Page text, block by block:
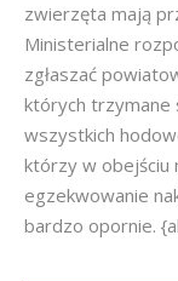
zwierzęta mają
Ministerialne
zgłaszać
których trzymane
wszystkich
którzy w obejściu
egzekwowanie
bardzo opornie.